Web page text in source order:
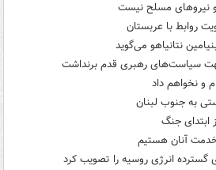
نیروهای مسلح نیست
روابط با عربستان
نتانیاهو می‌گوید
سیاست‌های رهبری قدم برنداشت
و نخواهم داد
به جنوب لبنان
خدمت آنان هستیم
گسترده انرژی روسیه را تصویب کرد